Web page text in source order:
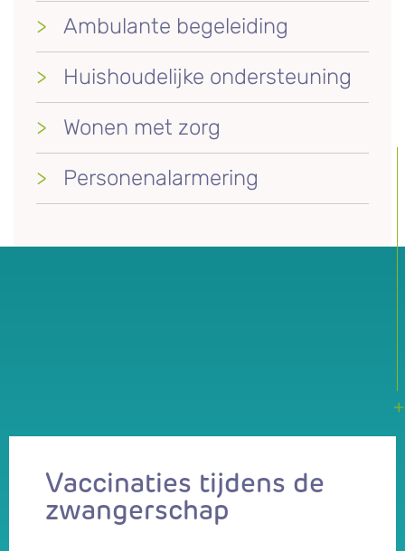
Ambulante begeleiding
Huishoudelijke ondersteuning
Wonen met zorg
Personenalarmering
Vaccinaties tijdens de
zwangerschap